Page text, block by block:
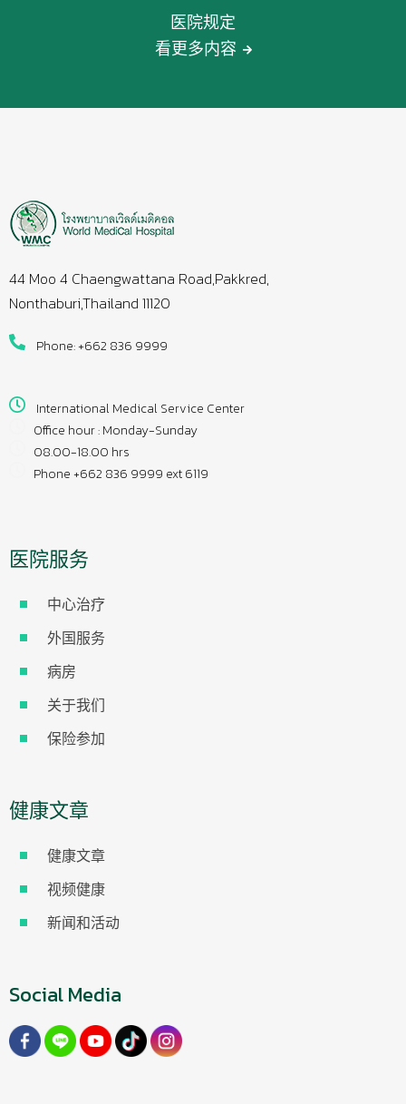
医院规定
看更多内容
44 Moo 4 Chaengwattana Road,Pakkred,
Nonthaburi,Thailand 11120
Phone: +662 836 9999
International Medical Service Center
Office hour : Monday-Sunday
08.00-18.00 hrs
Phone +662 836 9999 ext 6119
医院服务
中心治疗
外国服务
病房
关于我们
保险参加
健康文章
健康文章
视频健康
新闻和活动
Social Media